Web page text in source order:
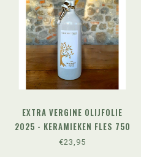
EXTRA VERGINE OLIJFOLIE
2025 - KERAMIEKEN FLES 750
ML
€23,95